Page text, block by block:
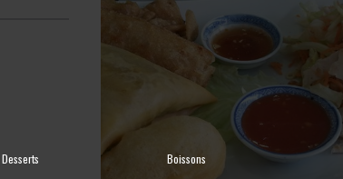
Desserts Boissons